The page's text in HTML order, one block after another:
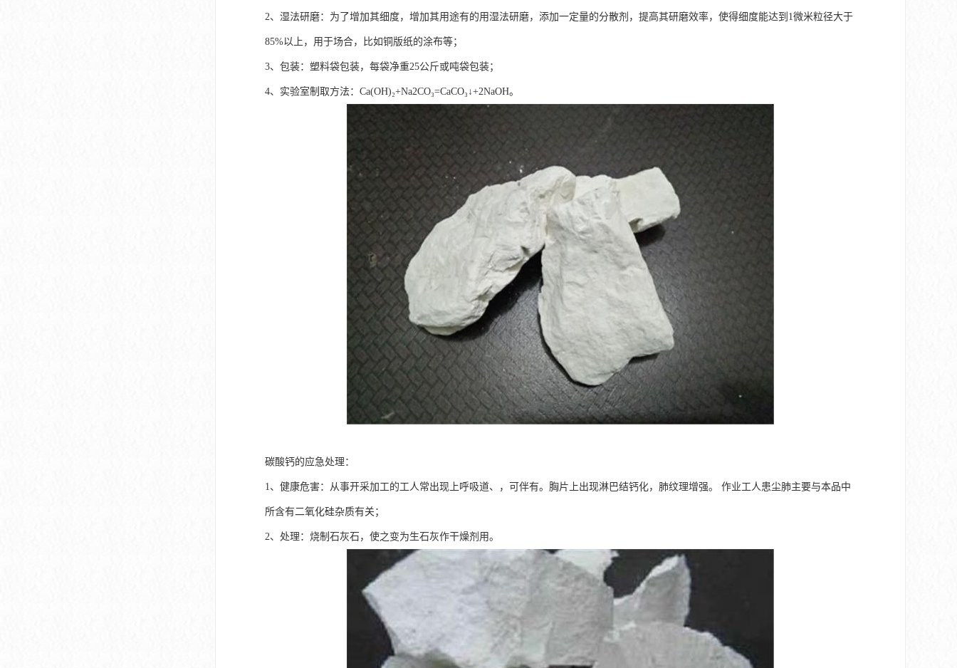
2、湿法研磨：为了增加其细度，增加其用途有的用湿法研磨，添加一定量的分散剂，提高其研磨效率，使得细度能达到1微米粒径大于
85%以上，用于场合，比如铜版纸的涂布等；
3、包装：塑料袋包装，每袋净重25公斤或吨袋包装；
4、实验室制取方法：Ca(OH)₂+Na2CO₃=CaCO₃↓+2NaOH。
碳酸钙的应急处理：
1、健康危害：从事开采加工的工人常出现上呼吸道、，可伴有。胸片上出现淋巴结钙化，肺纹理增强。 作业工人患尘肺主要与本品中
所含有二氧化硅杂质有关；
2、处理：烧制石灰石，使之变为生石灰作干燥剂用。